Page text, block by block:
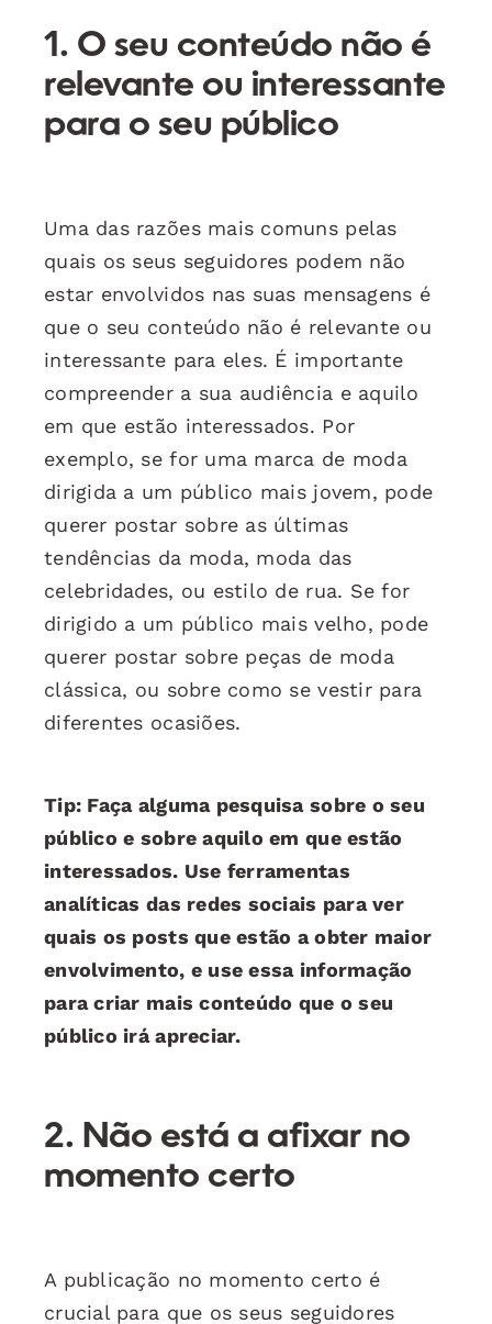
1. O seu conteúdo não é
relevante ou interessante
para o seu público
Uma das razões mais comuns pelas
quais os seus seguidores podem não
estar envolvidos nas suas mensagens é
que o seu conteúdo não é relevante ou
interessante para eles. É importante
compreender a sua audiência e aquilo
em que estão interessados. Por
exemplo, se for uma marca de moda
dirigida a um público mais jovem, pode
querer postar sobre as últimas
tendências da moda, moda das
celebridades, ou estilo de rua. Se for
dirigido a um público mais velho, pode
querer postar sobre peças de moda
clássica, ou sobre como se vestir para
diferentes ocasiões.
Tip: Faça alguma pesquisa sobre o seu
público e sobre aquilo em que estão
interessados. Use ferramentas
analíticas das redes sociais para ver
quais os posts que estão a obter maior
envolvimento, e use essa informação
para criar mais conteúdo que o seu
público irá apreciar.
2. Não está a afixar no
momento certo
A publicação no momento certo é
crucial para que os seus seguidores